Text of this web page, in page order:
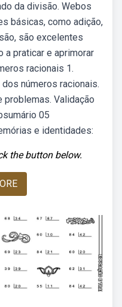
da divisão. Webos
básicas, como adição,
são excelentes
a praticar e aprimorar
racionais 1.
números racionais.
problemas. Validação
05
e identidades:
the button below.